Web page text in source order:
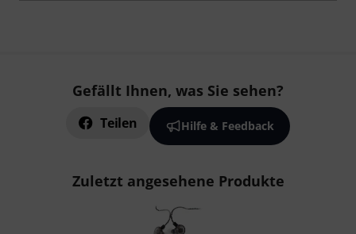
Gefällt Ihnen, was Sie sehen?
Teilen Hilfe & Feedback
Zuletzt angesehene Produkte